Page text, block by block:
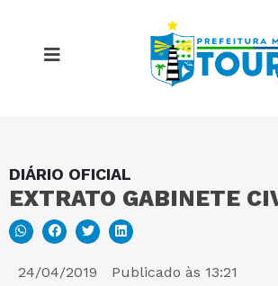
DIÁRIO OFICIAL
EXTRATO GABINETE
24/04/2019 Publicado às 13:21
MAPA DO SITE
PORTAL DA TRANSPARÊNCIA